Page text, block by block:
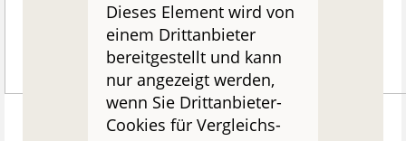
Dieses Element wird von
einem Drittanbieter
bereitgestellt und kann
nur angezeigt werden,
wenn Sie Drittanbieter-
Cookies für Vergleichs-